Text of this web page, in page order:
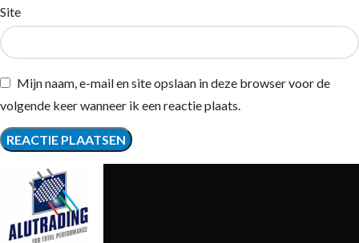
Site
Mijn naam, e-mail en site opslaan in deze browser voor de
volgende keer wanneer ik een reactie plaats.